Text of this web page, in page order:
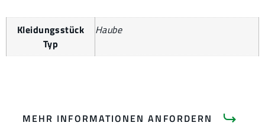
Kleidungsstück
Typ
Haube
MEHR INFORMATIONEN ANFORDERN